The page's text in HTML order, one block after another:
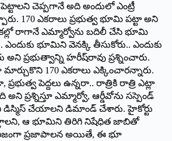
చెప్పగానే అది అందులో ఎంట్రీ
170 ఎకరాలు ప్రభుత్వ భూమి పట్టా అని
రాగానే ఎమ్మార్వోను బదిలీ చేసి భూమి
ఎందుకు భూమిని వెనక్కి తీసుకోరు.. ఎందుకు
ప్రభుత్వాన్ని హరీష్‌రావు ప్రశ్నించారు.
170 ఎకరాలు ఎక్కించారన్నారు.
ప్రభుత్వ పెద్దలు ఉన్నరా.. రాత్రికి రాత్రి ఎట్లా
ప్రశ్నిస్తూ ఎమ్మార్వో, ఆర్డీవోను సస్పెండ్
డిస్మిస్ చేయాలని డిమాండ్ చేశారు. హైకోర్టు
ఆ భూమిని తిరిగి నిషేధిత జాబితో
ప్రజాపాలన అయితే, ఈ భూ